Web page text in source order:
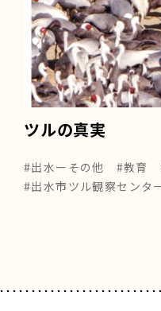
ツルの真実
#出水ーその他 #教育
#出水市ツル観察センタ